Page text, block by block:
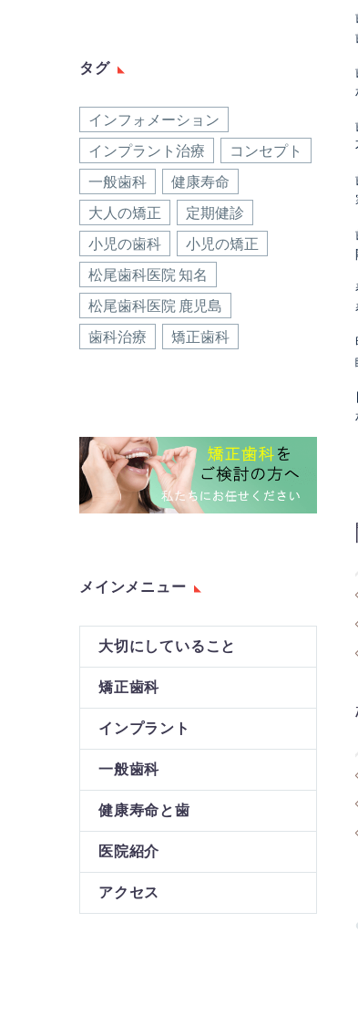
タグ
インフォメーション
インプラント治療
コンセプト
一般歯科
健康寿命
大人の矯正
定期健診
小児の歯科
小児の矯正
松尾歯科医院 知名
松尾歯科医院 鹿児島
歯科治療
矯正歯科
メインメニュー
大切にしていること
矯正歯科
インプラント
一般歯科
健康寿命と歯
医院紹介
アクセス